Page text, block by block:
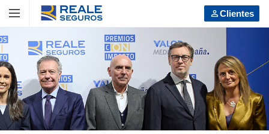
VOLVER
LOS SEGUROS
Particulares
VOLVER
Particulares
Coche
Moto
Hogar
Empresas, PYMES y autónomos
VOLVER
Empresas, PYMES y autónomos
Coche
Moto
Hogar
Clientes